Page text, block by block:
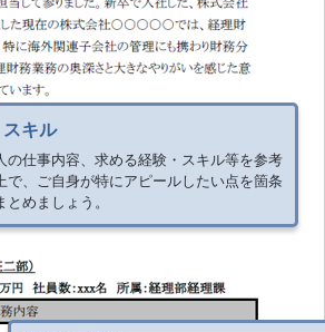
キル
の仕事内容、求める経験・スキル等を参考
で、ご自身が特にアピールしたい点を箇条
とめましょう。